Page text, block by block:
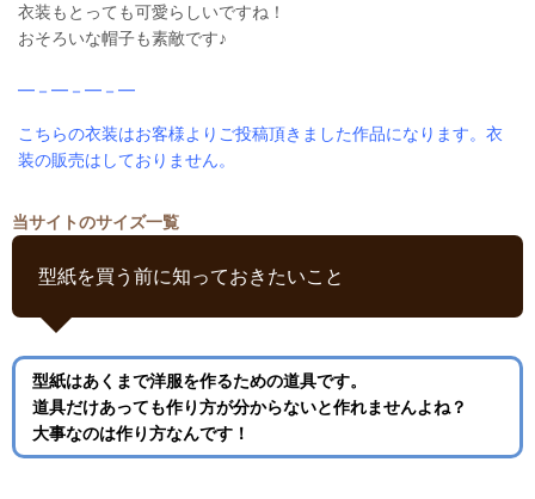
衣装もとっても可愛らしいですね！
おそろいな帽子も素敵です♪
━－━－━－━
こちらの衣装はお客様よりご投稿頂きました作品になります。衣
装の販売はしておりません。
当サイトのサイズ一覧
型紙を買う前に知っておきたいこと
型紙はあくまで洋服を作るための道具です。
道具だけあっても作り方が分からないと作れませんよね？
大事なのは作り方なんです！